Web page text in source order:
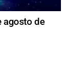
agosto de